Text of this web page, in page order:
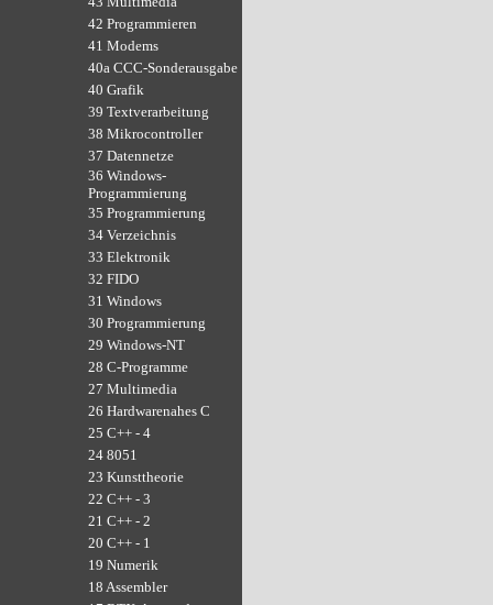
42 Programmieren
41 Modems
40a CCC-Sonderausgabe
40 Grafik
39 Textverarbeitung
38 Mikrocontroller
37 Datennetze
36 Windows-
Programmierung
35 Programmierung
34 Verzeichnis
33 Elektronik
32 FIDO
31 Windows
30 Programmierung
29 Windows-NT
28 C-Programme
27 Multimedia
26 Hardwarenahes C
25 C++ - 4
24 8051
23 Kunsttheorie
22 C++ - 3
21 C++ - 2
20 C++ - 1
19 Numerik
18 Assembler